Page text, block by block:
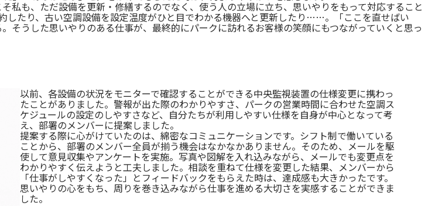
も、ただ設備を更新・修繕するのでなく、使う人の立場に立ち、思いやりをもって対応すること
したり、古い空調設備を設定温度がひと目でわかる機器へと更新したり ……。「ここを直せばい
そうした思いやりのある仕事が、最終的にパークに訪れるお客様の笑顔にもつながっていくと思っ
以前、各設備の状況をモニターで確認することができる中央監視装置の仕様変更に携わっ
たことがありました。警報が出た際のわかりやすさ、パークの営業時間に合わせた空調ス
ケジュールの設定のしやすさなど、自分たちが利用しやすい仕様を自身が中心となって考
え、部署のメンバーに提案しました。
提案する際に心がけていたのは、綿密なコミュニケーションです。シフト制で働いている
ことから、部署のメンバー全員が揃う機会はなかなかありません。そのため、メールを駆
使して意見収集やアンケートを実施。写真や図解を入れ込みながら、メールでも変更点を
わかりやすく伝えようと工夫しました。相談を重ねて仕様を変更した結果、メンバーから
「仕事がしやすくなった」とフィードバックをもらえた時は、達成感も大きかったです。
思いやりの心をもち、周りを巻き込みながら仕事を進める大切さを実感することができま
した。